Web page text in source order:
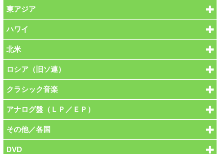
東アジア
ハワイ
北米
ロシア（旧ソ連）
クラシック音楽
アナログ盤（ＬＰ／ＥＰ）
その他／各国
DVD